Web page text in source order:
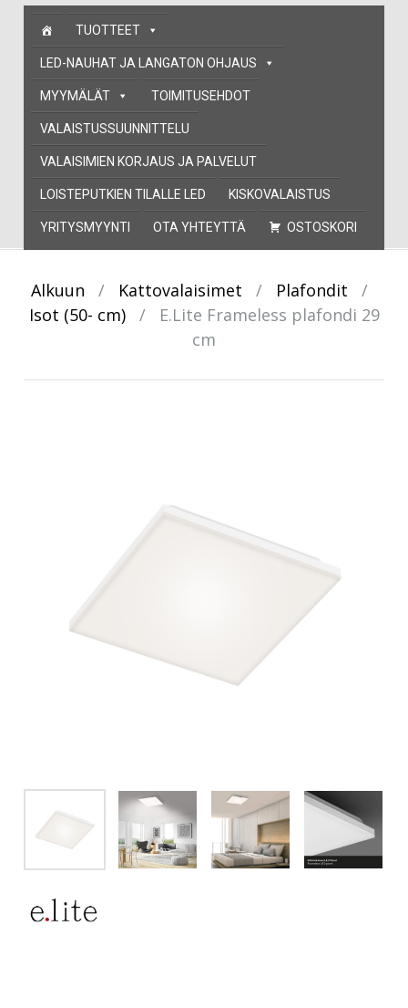
Skip
content
TUOTTEET
LED-NAUHAT JA LANGATON OHJAUS
MYYMÄLÄT TOIMITUSEHDOT
VALAISTUSSUUNNITTELU
VALAISIMIEN KORJAUS JA PALVELUT
LOISTEPUTKIEN TILALLE LED KISKOVALAISTUS
YRITYSMYYNTI OTA YHTEYTTÄ OSTOSKORI
Alkuun / Kattovalaisimet / Plafondit
/
Isot (50- cm)
/
E.Lite Frameless plafondi 29
cm